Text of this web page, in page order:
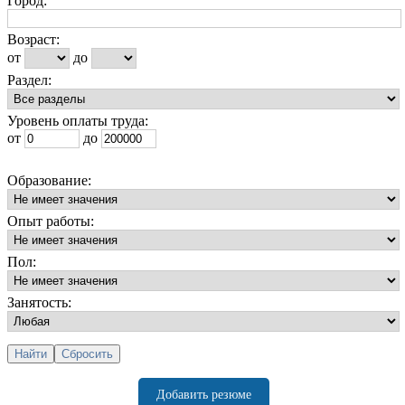
Возраст:
от
до
Раздел:
Уровень оплаты труда:
от
до
Образование:
Опыт работы:
Пол:
Занятость:
Добавить резюме